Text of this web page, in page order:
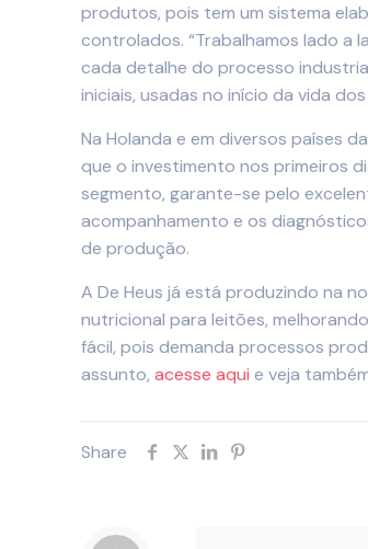
produtos, pois tem um sistema
controlados. “Trabalhamos lado a
cada detalhe do processo
iniciais, usadas no início da vida
Na Holanda e em diversos países
que o investimento nos primeiros
segmento, garante-se pelo
acompanhamento e os
de produção.
A De Heus já está produzindo na
nutricional para leitões,
fácil, pois demanda processos
assunto,acesse aqui e veja
Share